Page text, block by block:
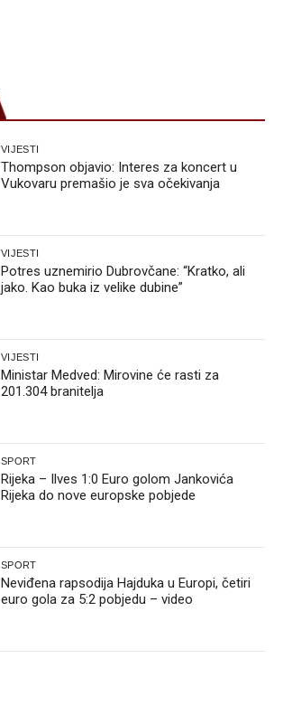
VIJESTI
Thompson objavio: Interes za koncert u
Vukovaru premašio je sva očekivanja
VIJESTI
Potres uznemirio Dubrovčane: “Kratko, ali
jako. Kao buka iz velike dubine”
VIJESTI
Ministar Medved: Mirovine će rasti za
201.304 branitelja
SPORT
Rijeka – Ilves 1:0 Euro golom Jankovića
Rijeka do nove europske pobjede
SPORT
Neviđena rapsodija Hajduka u Europi, četiri
euro gola za 5:2 pobjedu – video